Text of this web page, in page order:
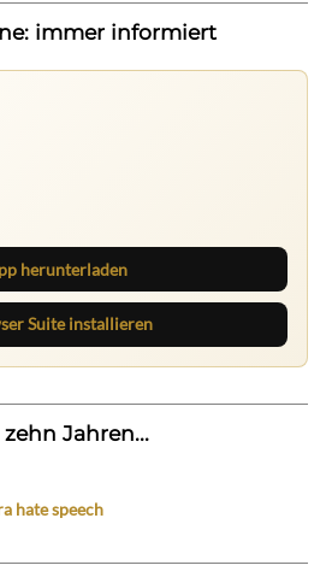
immer informiert
herunterladen
Suite installieren
zehn Jahren...
hate speech